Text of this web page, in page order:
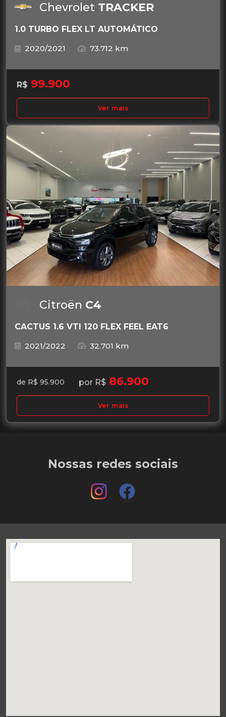
Chevrolet TRACKER
1.0 TURBO FLEX LT AUTOMÁTICO
2020/2021
73.712 km
R$ 99.900
Ver mais
Citroën C4
CACTUS 1.6 VTI 120 FLEX FEEL EAT6
2021/2022
32.701 km
de R$ 95.900 por R$ 86.900
Ver mais
Nossas redes sociais